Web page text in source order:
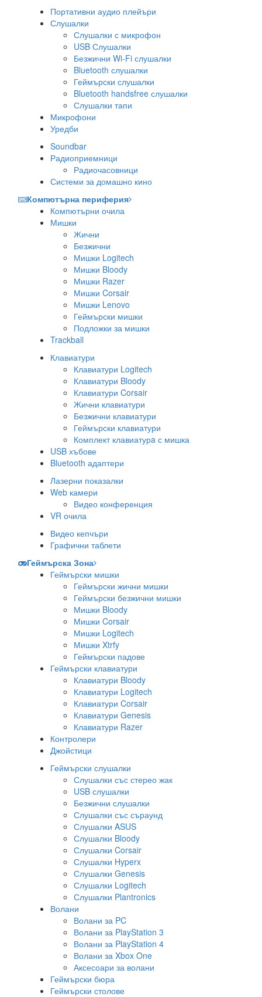
Портативни аудио плейъри
Слушалки
Слушалки с микрофон
USB Слушалки
Безжични Wi-Fi слушалки
Bluetooth слушалки
Геймърски слушалки
Bluetooth handsfree слушалки
Слушалки тапи
Микрофони
Уредби
Soundbar
Радиоприемници
Радиочасовници
Системи за домашно кино
Компютърна периферия
Компютърни очила
Мишки
Жични
Безжични
Мишки Logitech
Мишки Bloody
Мишки Razer
Мишки Corsair
Мишки Lenovo
Геймърски мишки
Подложки за мишки
Trackball
Клавиатури
Клавиатури Logitech
Клавиатури Bloody
Клавиатури Corsair
Жични клавиатури
Безжични клавиатури
Геймърски клавиатури
Комплект клавиатурa с мишка
USB хъбове
Bluetooth адаптери
Лазерни показалки
Web камери
Видео конференция
VR очила
Видео кепчъри
Графични таблети
Геймърска Зона
Геймърски мишки
Геймърски жични мишки
Геймърски безжични мишки
Мишки Bloody
Мишки Corsair
Мишки Logitech
Мишки Xtrfy
Геймърски падове
Геймърски клавиатури
Клавиатури Bloody
Клавиатури Logitech
Клавиатури Corsair
Клавиатури Genesis
Клавиатури Razer
Контролери
Джойстици
Геймърски слушалки
Слушалки със стерео жак
USB слушалки
Безжични слушалки
Слушалки със съраунд
Слушалки ASUS
Слушалки Bloody
Слушалки Corsair
Слушалки Hyperx
Слушалки Genesis
Слушалки Logitech
Слушалки Plantronics
Волани
Волани за PC
Волани за PlayStation 3
Волани за PlayStation 4
Волани за Xbox One
Аксесоари за волани
Геймърски бюра
Геймърски столове